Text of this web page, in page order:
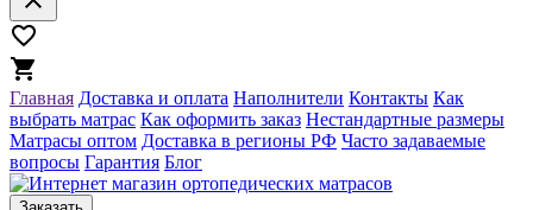
Главная Доставка и оплата Наполнители Контакты Как
выбрать матрас Как оформить заказ Нестандартные размеры
Матрасы оптом Доставка в регионы РФ Часто задаваемые
вопросы Гарантия Блог